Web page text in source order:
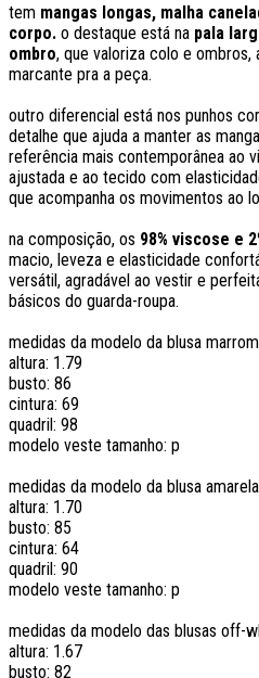
tem mangas longas, malha
corpo. o destaque está na pala
ombro, que valoriza colo e ombros,
marcante pra a peça.
outro diferencial está nos punhos
detalhe que ajuda a manter as
referência mais contemporânea ao
ajustada e ao tecido com
que acompanha os movimentos ao
na composição, os 98% viscose e
macio, leveza e elasticidade
versátil, agradável ao vestir e
básicos do guarda-roupa.
medidas da modelo da blusa
altura: 1.79
busto: 86
cintura: 69
quadril: 98
modelo veste tamanho: p
medidas da modelo da blusa
altura: 1.70
busto: 85
cintura: 64
quadril: 90
modelo veste tamanho: p
medidas da modelo das blusas off-
altura: 1.67
busto: 82